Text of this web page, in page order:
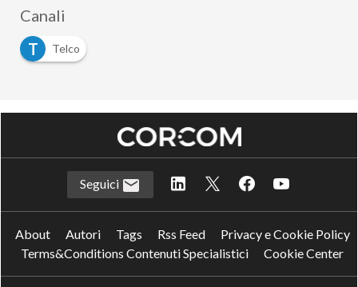
Canali
T
Telco
Seguici
About Autori Tags Rss Feed
Privacy e Cookie Policy
Terms&Conditions Contenuti Specialistici
Cookie Center